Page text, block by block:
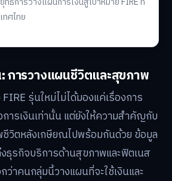
ทศไทย
: การวางแผนชีวิตและสุขภาพ
รุ่นใหม่ไม่ได้มองแค่เรื่องการ
ารเงินเท่านั้น แต่ยังให้ความสำคัญกับ
วิตหลังเกษียณไปพร้อมกันด้วย ข้อมูล
ธุรกิจบริการด้านสุขภาพและฟิตเนส
าคนกลุ่มนี้วางแผนที่จะใช้เงินและ